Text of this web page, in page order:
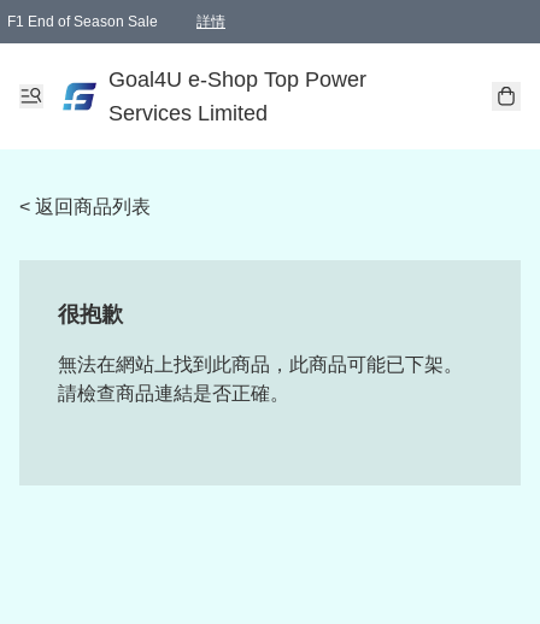
F1 End of Season Sale 詳情
Goal4U e-Shop Top Power
Services Limited
< 返回商品列表
很抱歉
無法在網站上找到此商品，此商品可能已下架。
請檢查商品連結是否正確。